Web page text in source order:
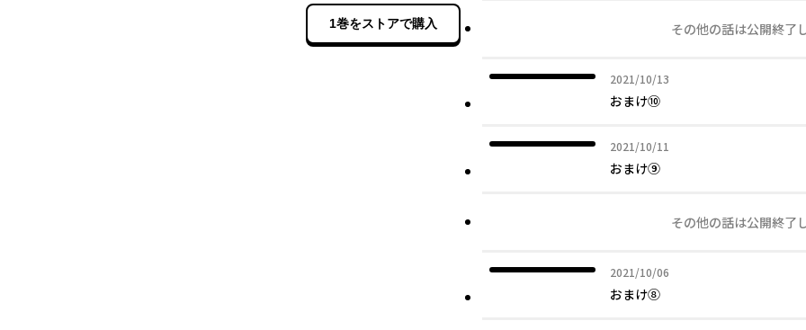
1巻をストアで購入 その他の話は公開終了
2021/10/13
2021年10月13日
おまけ⑩
2021/10/11
2021年10月11日
おまけ⑨
その他の話は公開終了
2021/10/06
2021年10月06日
おまけ⑧